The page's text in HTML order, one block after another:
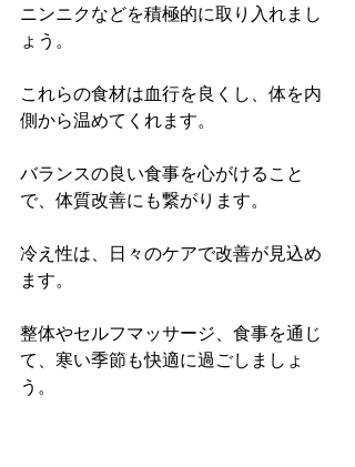
ニンニクなどを積極的に取り入れまし
ょう。
これらの食材は血行を良くし、体を内
側から温めてくれます。
バランスの良い食事を心がけること
で、体質改善にも繋がります。
冷え性は、日々のケアで改善が見込め
ます。
整体やセルフマッサージ、食事を通じ
て、寒い季節も快適に過ごしましょ
う。